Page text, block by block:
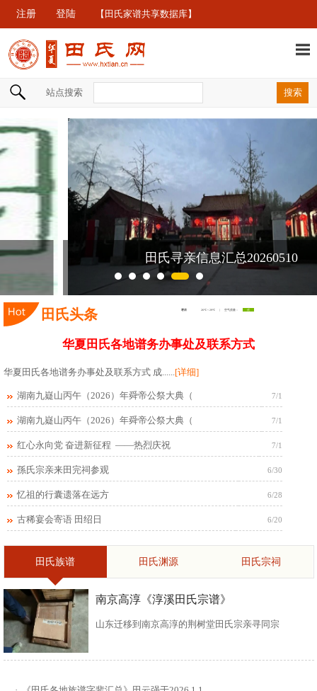
注册 登陆 【田氏家谱共享数据库】
站点搜索
田氏寻亲信息汇总20260510
田氏头条
华夏田氏各地谱务办事处及联系方式
华夏田氏各地谱务办事处及联系方式 成......[详细]
湖南九嶷山丙午（2026）年舜帝公祭大典（ 7/1
湖南九嶷山丙午（2026）年舜帝公祭大典（ 7/1
红心永向党 奋进新征程 ——热烈庆祝 7/1
孫氏宗亲来田完祠参观 6/30
忆祖的行囊遗落在远方 6/28
古稀宴会寄语 田绍日 6/20
田氏族谱 田氏渊源 田氏宗祠
南京高淳《淳溪田氏宗谱》
山东迁移到南京高淳的荆树堂田氏宗亲寻同宗